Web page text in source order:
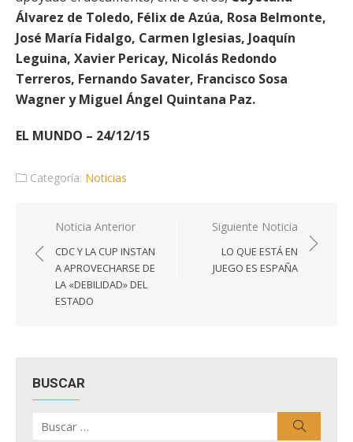
Álvarez de Toledo, Félix de Azúa, Rosa Belmonte,
José María Fidalgo, Carmen Iglesias, Joaquín
Leguina, Xavier Pericay, Nicolás Redondo
Terreros, Fernando Savater, Francisco Sosa
Wagner y Miguel Ángel Quintana Paz.
EL MUNDO – 24/12/15
Categoría: Noticias
Navegación
de
entradas
Noticia Anterior
CDC Y LA CUP INSTAN
A APROVECHARSE DE
LA «DEBILIDAD» DEL
ESTADO
Siguiente Noticia
LO QUE ESTÁ EN
JUEGO ES ESPAÑA
BUSCAR
por: